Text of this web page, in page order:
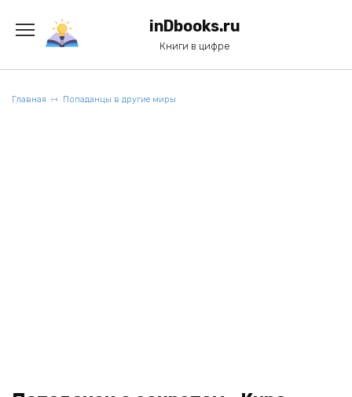
содержанию
inDbooks.ru
Книги в цифре
Главная Попаданцы в другие миры